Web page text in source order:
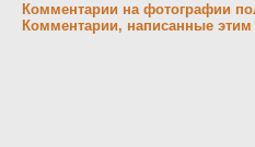
Комментарии на фотографии
Комментарии, написанные этим